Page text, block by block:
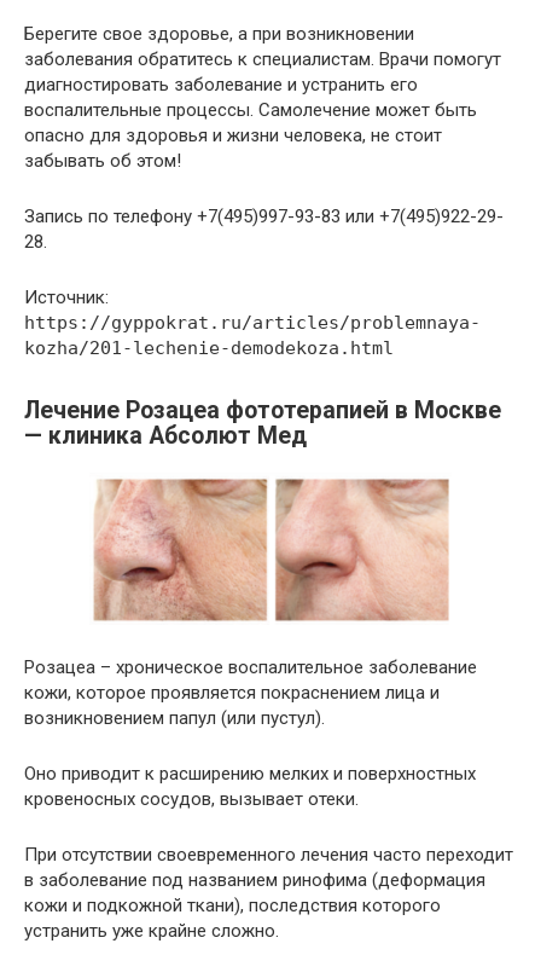
Берегите свое здоровье, а при возникновении
заболевания обратитесь к специалистам. Врачи помогут
диагностировать заболевание и устранить его
воспалительные процессы. Самолечение может быть
опасно для здоровья и жизни человека, не стоит
забывать об этом!
Запись по телефону +7(495)997-93-83 или +7(495)922-29-
28.
Источник:
https://gyppokrat.ru/articles/problemnaya-
kozha/201-lechenie-demodekoza.html
Лечение Розацеа фототерапией в Москве
— клиника Абсолют Мед
Розацеа – хроническое воспалительное заболевание
кожи, которое проявляется покраснением лица и
возникновением папул (или пустул).
Оно приводит к расширению мелких и поверхностных
кровеносных сосудов, вызывает отеки.
При отсутствии своевременного лечения часто переходит
в заболевание под названием ринофима (деформация
кожи и подкожной ткани), последствия которого
устранить уже крайне сложно.